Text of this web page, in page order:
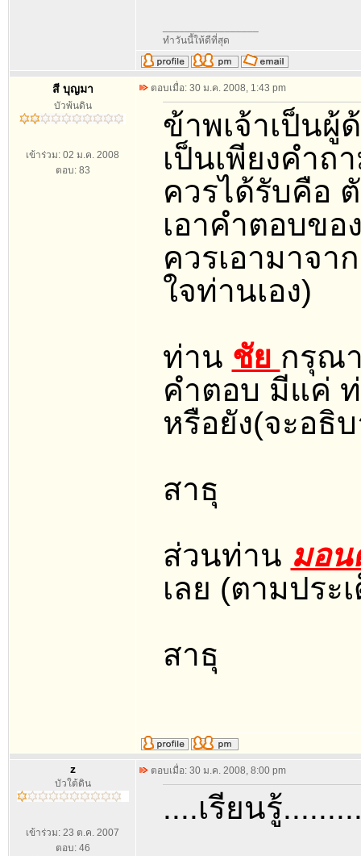
ทำวันนี้ให้ดีที่สุด
สี บุญมา
บัวพ้นดิน
เข้าร่วม: 02 ม.ค. 2008
ตอบ: 83
ตอบเมื่อ: 30 ม.ค. 2008, 1:43 pm
ข้าพเจ้าเป็น
เป็นเพียงคำ
ควรได้รับคือ
เอาคำตอบขอ
ควรเอามาจา
ใจท่านเอง)
ท่าน ชัย กรุณ
คำตอบ มีแค่
หรือยัง(จะอธิ
สาธุ
ส่วนท่าน มอ
เลย (ตามประ
สาธุ
z
บัวใต้ดิน
เข้าร่วม: 23 ต.ค. 2007
ตอบ: 46
ตอบเมื่อ: 30 ม.ค. 2008, 8:00 pm
....เรียนรู้